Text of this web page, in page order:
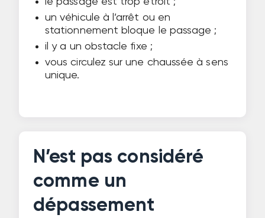
un véhicule à l’arrêt ou en
stationnement bloque le passage ;
il y a un obstacle fixe ;
vous circulez sur une chaussée à sens
unique.
N’est pas considéré
comme un
dépassement